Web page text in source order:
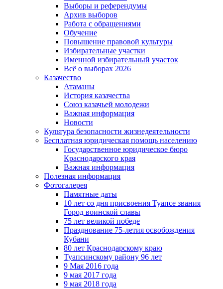
Выборы и референдумы
Архив выборов
Работа с обращениями
Обучение
Повышение правовой культуры
Избирательные участки
Именной избирательный участок
Всё о выборах 2026
Казачество
Атаманы
История казачества
Союз казачьей молодежи
Важная информация
Новости
Культура безопасности жизнедеятельности
Бесплатная юридическая помощь населению
Государственное юридическое бюро
Краснодарского края
Важная информация
Полезная информация
Фотогалерея
Памятные даты
10 лет со дня присвоения Туапсе звания
Город воинской славы
75 лет великой победе
Празднование 75-летия освобождения
Кубани
80 лет Краснодарскому краю
Туапсинскому району 96 лет
9 Мая 2016 года
9 мая 2017 года
9 мая 2018 года